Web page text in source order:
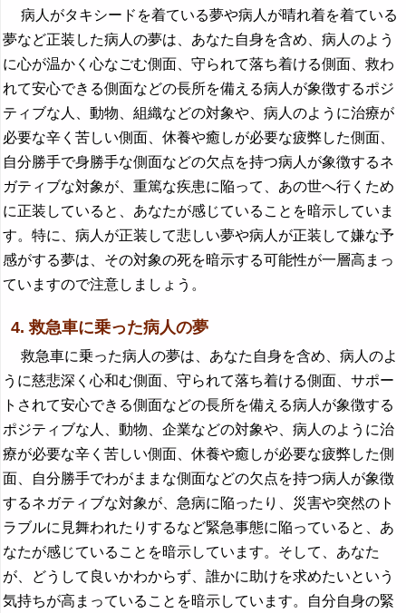
病人がタキシードを着ている夢や病人が晴れ着を着ている
夢など正装した病人の夢は、あなた自身を含め、病人のよう
に心が温かく心なごむ側面、守られて落ち着ける側面、救わ
れて安心できる側面などの長所を備える病人が象徴するポジ
ティブな人、動物、組織などの対象や、病人のように治療が
必要な辛く苦しい側面、休養や癒しが必要な疲弊した側面、
自分勝手で身勝手な側面などの欠点を持つ病人が象徴するネ
ガティブな対象が、重篤な疾患に陥って、あの世へ行くため
に正装していると、あなたが感じていることを暗示していま
す。特に、病人が正装して悲しい夢や病人が正装して嫌な予
感がする夢は、その対象の死を暗示する可能性が一層高まっ
ていますので注意しましょう。
4. 救急車に乗った病人の夢
救急車に乗った病人の夢は、あなた自身を含め、病人のよ
うに慈悲深く心和む側面、守られて落ち着ける側面、サポー
トされて安心できる側面などの長所を備える病人が象徴する
ポジティブな人、動物、企業などの対象や、病人のように治
療が必要な辛く苦しい側面、休養や癒しが必要な疲弊した側
面、自分勝手でわがままな側面などの欠点を持つ病人が象徴
するネガティブな対象が、急病に陥ったり、災害や突然のト
ラブルに見舞われたりするなど緊急事態に陥っていると、あ
なたが感じていることを暗示しています。そして、あなた
が、どうして良いかわからず、誰かに助けを求めたいという
気持ちが高まっていることを暗示しています。自分自身の緊